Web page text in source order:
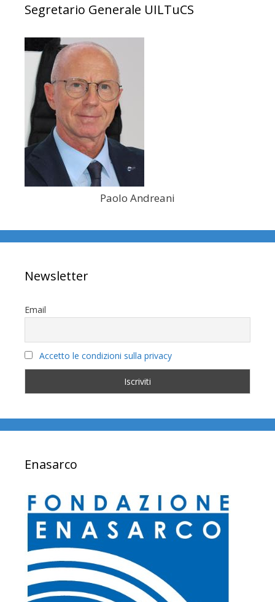
Segretario Generale UILTuCS
Paolo Andreani
Newsletter
Email
Accetto le condizioni sulla privacy
Enasarco